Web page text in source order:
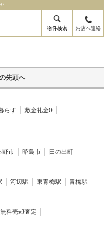
物件検索 お店へ連絡
先頭へ
らす
敷金礼金0
野市 昭島市 日の出町
河辺駅 東青梅駅 青梅駅
無料売却査定